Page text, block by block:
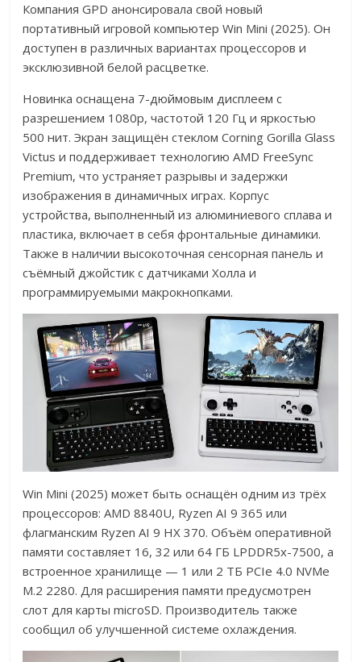
Компания GPD анонсировала свой новый
портативный игровой компьютер Win Mini (2025). Он
доступен в различных вариантах процессоров и
эксклюзивной белой расцветке.
Новинка оснащена 7-дюймовым дисплеем с
разрешением 1080p, частотой 120 Гц и яркостью
500 нит. Экран защищён стеклом Corning Gorilla Glass
Victus и поддерживает технологию AMD FreeSync
Premium, что устраняет разрывы и задержки
изображения в динамичных играх. Корпус
устройства, выполненный из алюминиевого сплава и
пластика, включает в себя фронтальные динамики.
Также в наличии высокоточная сенсорная панель и
съёмный джойстик с датчиками Холла и
программируемыми макрокнопками.
Win Mini (2025) может быть оснащён одним из трёх
процессоров: AMD 8840U, Ryzen AI 9 365 или
флагманским Ryzen AI 9 HX 370. Объём оперативной
памяти составляет 16, 32 или 64 ГБ LPDDR5x-7500, а
встроенное хранилище — 1 или 2 ТБ PCIe 4.0 NVMe
M.2 2280. Для расширения памяти предусмотрен
слот для карты microSD. Производитель также
сообщил об улучшенной системе охлаждения.